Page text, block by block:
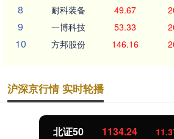
8 耐科装备 49.67
9 一博科技 53.33
10 方邦股份 146.16
沪深京行情 实时轮播
北证50 1134.24